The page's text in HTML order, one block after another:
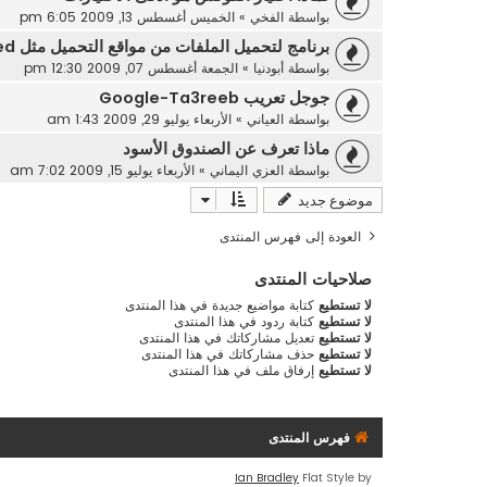
بواسطة الفخي » الخميس أغسطس 13, 2009 6:05 pm
برنامج لتحميل الملفات من مواقع التحميل مثل Rapidhare-4shared
بواسطة أبودنيا » الجمعة أغسطس 07, 2009 12:30 pm
جوجل تعريب Google-Ta3reeb
بواسطة العياني » الأربعاء يوليو 29, 2009 1:43 am
ماذا تعرف عن الصندوق الأسود
بواسطة العزي اليماني » الأربعاء يوليو 15, 2009 7:02 am
موضوع جديد
العودة إلى فهرس المنتدى
صلاحيات المنتدى
لا تستطيع كتابة مواضيع جديدة في هذا المنتدى
لا تستطيع كتابة ردود في هذا المنتدى
لا تستطيع تعديل مشاركاتك في هذا المنتدى
لا تستطيع حذف مشاركاتك في هذا المنتدى
لا تستطيع إرفاق ملف في هذا المنتدى
فهرس المنتدى
Flat Style by
Ian Bradley